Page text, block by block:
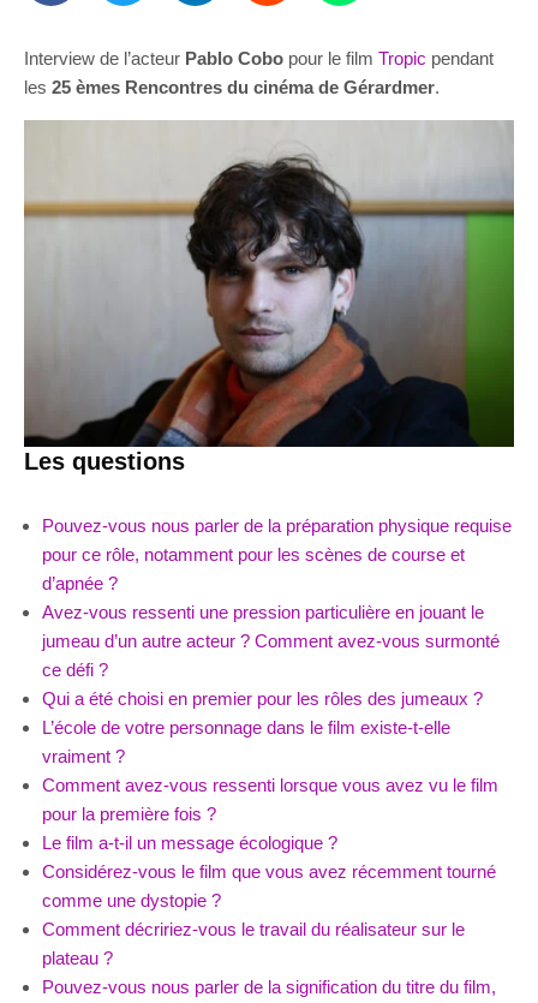
Interview de l’acteur Pablo Cobo pour le film Tropic pendant
les 25 èmes Rencontres du cinéma de Gérardmer.
Les questions
Pouvez-vous nous parler de la préparation physique requise
pour ce rôle, notamment pour les scènes de course et
d’apnée ?
Avez-vous ressenti une pression particulière en jouant le
jumeau d’un autre acteur ? Comment avez-vous surmonté
ce défi ?
Qui a été choisi en premier pour les rôles des jumeaux ?
L’école de votre personnage dans le film existe-t-elle
vraiment ?
Comment avez-vous ressenti lorsque vous avez vu le film
pour la première fois ?
Le film a-t-il un message écologique ?
Considérez-vous le film que vous avez récemment tourné
comme une dystopie ?
Comment décririez-vous le travail du réalisateur sur le
plateau ?
Pouvez-vous nous parler de la signification du titre du film,